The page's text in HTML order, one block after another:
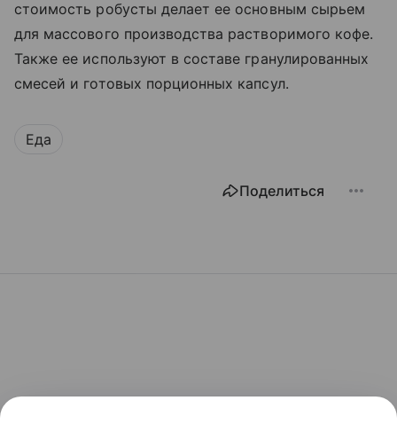
стоимость робусты делает ее основным сырьем
для массового производства растворимого кофе.
Также ее используют в составе гранулированных
смесей и готовых порционных капсул.
Еда
Поделиться